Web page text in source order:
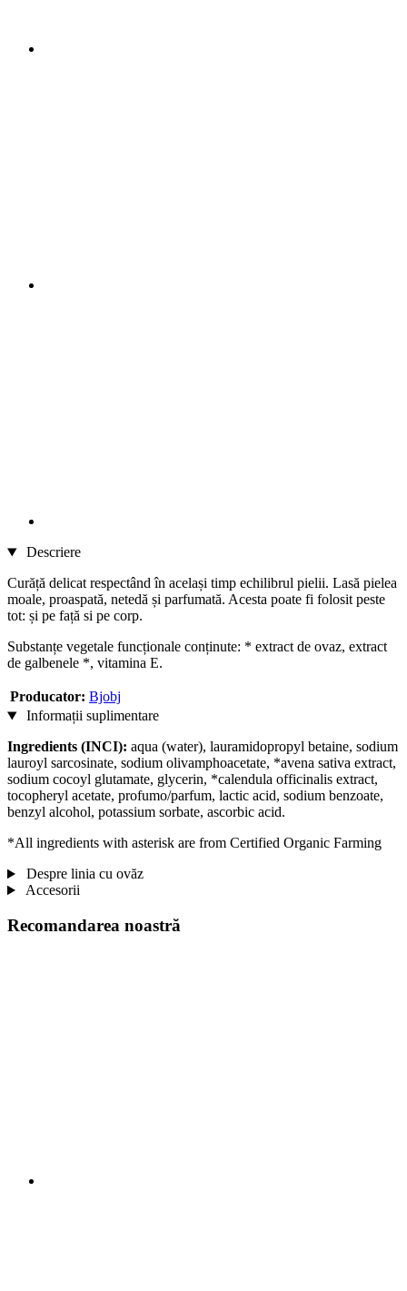
Descriere
Curăță delicat respectând în același timp echilibrul pielii. Lasă pielea
moale, proaspată, netedă și parfumată. Acesta poate fi folosit peste
tot: și pe față si pe corp.
Substanțe vegetale funcționale conținute: * extract de ovaz, extract
de galbenele *, vitamina E.
Producator: Bjobj
Informații suplimentare
Ingredients (INCI): aqua (water), lauramidopropyl betaine, sodium
lauroyl sarcosinate, sodium olivamphoacetate, *avena sativa extract,
sodium cocoyl glutamate, glycerin, *calendula officinalis extract,
tocopheryl acetate, profumo/parfum, lactic acid, sodium benzoate,
benzyl alcohol, potassium sorbate, ascorbic acid.
*All ingredients with asterisk are from Certified Organic Farming
Despre linia cu ovăz
Accesorii
Recomandarea noastră